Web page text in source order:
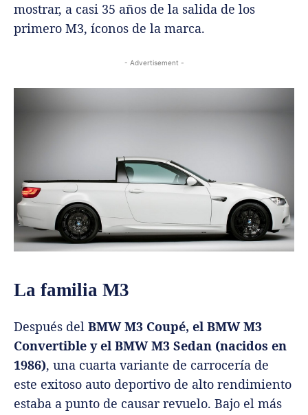
mostrar, a casi 35 años de la salida de los
primero M3, íconos de la marca.
- Advertisement -
La familia M3
Después del BMW M3 Coupé, el BMW M3
Convertible y el BMW M3 Sedan (nacidos en
1986), una cuarta variante de carrocería de
este exitoso auto deportivo de alto rendimiento
estaba a punto de causar revuelo. Bajo el más